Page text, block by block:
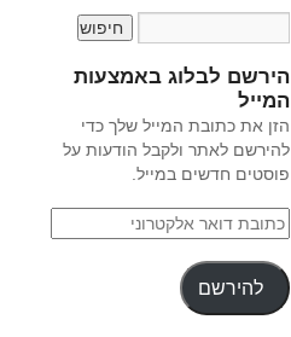
הירשם לבלוג באמצעות
המייל
הזן את כתובת המייל שלך כדי
להירשם לאתר ולקבל הודעות על
פוסטים חדשים במייל.
להירשם